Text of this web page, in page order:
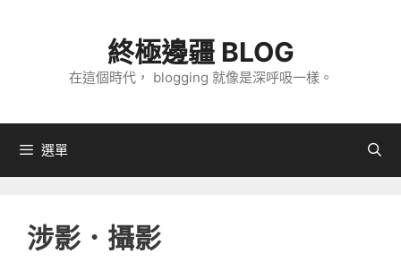
內
終極邊疆 BLOG
在這個時代， blogging 就像是深呼吸一樣。
選單
涉影．攝影